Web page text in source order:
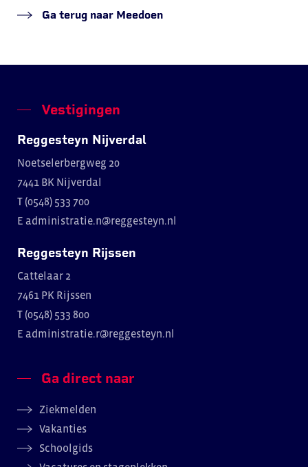
Ga terug naar Meedoen
Vestigingen
Reggesteyn Nijverdal
Noetselerbergweg 20
7441 BK Nijverdal
T (0548) 533 700
E administratie.n@reggesteyn.nl
Reggesteyn Rijssen
Cattelaar 2
7461 PK Rijssen
T (0548) 533 800
E administratie.r@reggesteyn.nl
Ga direct naar
Ziekmelden
Vakanties
Schoolgids